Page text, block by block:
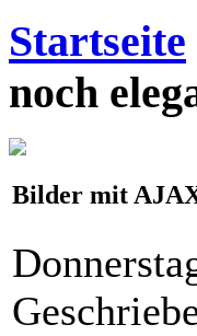
Startseite
noch
Bilder mit